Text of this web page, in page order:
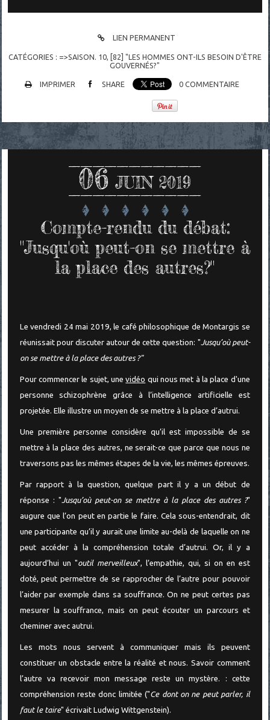
LIEN PERMANENT
CATÉGORIES : =>SAISON. 10, [82] "LES HOMMES ONT-ILS BESOIN D'ÊTRE
GOUVERNÉS?"
IMPRIMER SHARE 0 COMMENTAIRE
06 JUIN 2019
Compte-rendu du débat:
"Jusqu'où peut-on se mettre à
la place des autres?"
Le vendredi 24 mai 2019, le café philosophique de Montargis se
réunissait pour discuter autour de cette question: "Jusqu’où peut-
on se mettre à la place des autres ?"
Pour commencer le sujet, unevidéo qui nous met à la place d'une
personne schizophrène grâce à l’intelligence artificielle est
projetée. Elle illustre un moyen de se mettre à la place d’autrui.
Une première personne considère qu’il est impossible de se
mettre à la place des autres, ne serait-ce que parce que nous ne
traversons pas les mêmes étapes de la vie, les mêmes épreuves.
Par rapport à la question, quelque part il y a un début de
réponse : "Jusqu’où peut-on se mettre à la place des autres ?"
augure que l’on peut en partie le faire. Cela sous-entendrait, dit
une participante qu’il y aurait une limite au-delà de laquelle on ne
peut accéder à la compréhension totale d’autrui. Or, il y a
aujourd’hui un "outil merveilleux", l’empathie, qui, si on en est
doté, peut permettre de se rapprocher de l’autre pour pouvoir
l’aider par exemple dans sa souffrance. On ne peut certes pas
mesurer la souffrance, mais on peut écouter un parcours et
cheminer avec autrui.
Les mots nous servent à communiquer mais ils peuvent
constituer un obstacle entre la réalité et nous. Savoir comment
l’autre va recevoir mon message reste un mystère. : cette
compréhension reste donc limitée ("Ce dont on ne peut parler, il
faut le taire" écrivait Ludwig Wittgenstein).